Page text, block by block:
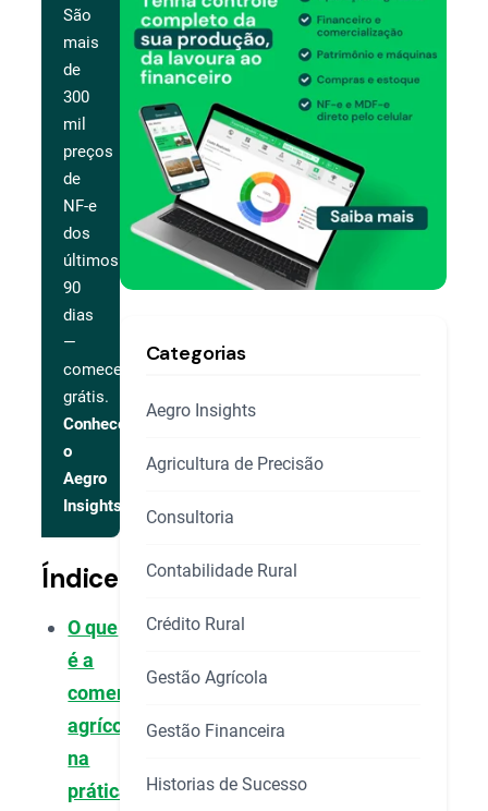
São
mais
de
300
mil
preços
de
NF-e
dos
últimos
90
dias
—
comece
grátis.
Conhecer
o
Aegro
Insights
Índice
O que
é a
comercialização
agrícola
na
prática?
Categorias
Aegro Insights
Agricultura de Precisão
Consultoria
Contabilidade Rural
Crédito Rural
Gestão Agrícola
Gestão Financeira
Historias de Sucesso